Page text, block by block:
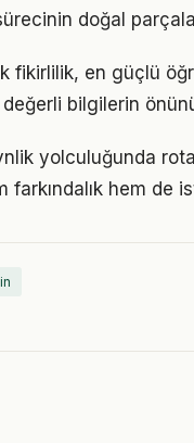
doğal
fikirlilik, en güçlü
bilgilerin
yolculuğunda
hem de